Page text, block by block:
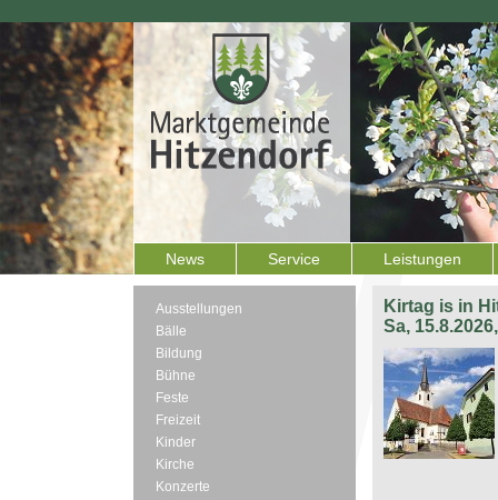
News Service Leistungen
Ausstellungen
Bälle
Bildung
Bühne
Feste
Freizeit
Kinder
Kirche
Konzerte
Kirtag is in
Sa,